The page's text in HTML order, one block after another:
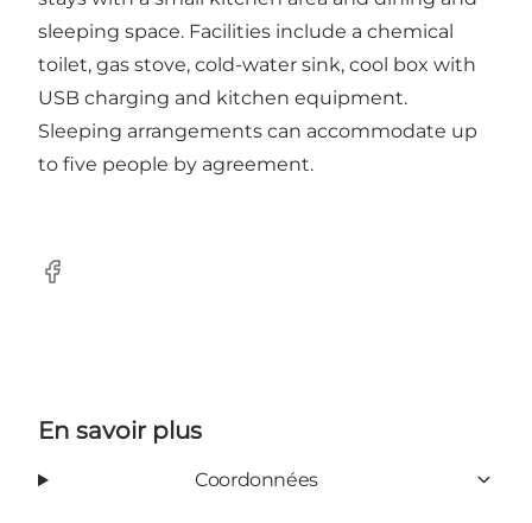
sleeping space. Facilities include a chemical
toilet, gas stove, cold-water sink, cool box with
USB charging and kitchen equipment.
Sleeping arrangements can accommodate up
to five people by agreement.
Facebook
En savoir plus
Coordonnées